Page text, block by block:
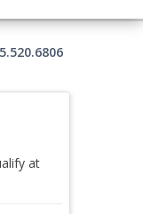
at